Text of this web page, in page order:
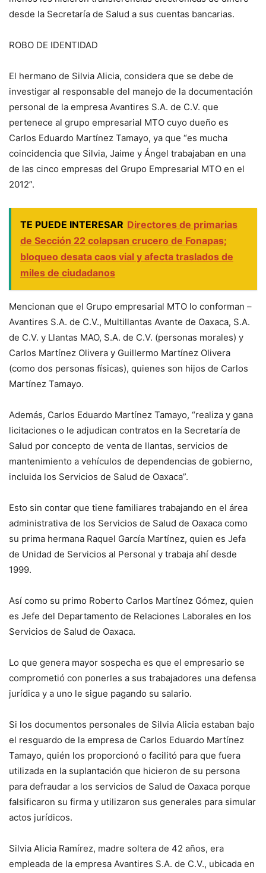
desde la Secretaría de Salud a sus cuentas bancarias.
ROBO DE IDENTIDAD
El hermano de Silvia Alicia, considera que se debe de
investigar al responsable del manejo de la documentación
personal de la empresa Avantires S.A. de C.V. que
pertenece al grupo empresarial MTO cuyo dueño es
Carlos Eduardo Martínez Tamayo, ya que “es mucha
coincidencia que Silvia, Jaime y Ángel trabajaban en una
de las cinco empresas del Grupo Empresarial MTO en el
2012”.
TE PUEDE INTERESAR Directores de primarias
de Sección 22 colapsan crucero de Fonapas;
bloqueo desata caos vial y afecta traslados de
miles de ciudadanos
Mencionan que el Grupo empresarial MTO lo conforman –
Avantires S.A. de C.V., Multillantas Avante de Oaxaca, S.A.
de C.V. y Llantas MAO, S.A. de C.V. (personas morales) y
Carlos Martínez Olivera y Guillermo Martínez Olivera
(como dos personas físicas), quienes son hijos de Carlos
Martínez Tamayo.
Además, Carlos Eduardo Martínez Tamayo, “realiza y gana
licitaciones o le adjudican contratos en la Secretaría de
Salud por concepto de venta de llantas, servicios de
mantenimiento a vehículos de dependencias de gobierno,
incluida los Servicios de Salud de Oaxaca”.
Esto sin contar que tiene familiares trabajando en el área
administrativa de los Servicios de Salud de Oaxaca como
su prima hermana Raquel García Martínez, quien es Jefa
de Unidad de Servicios al Personal y trabaja ahí desde
1999.
Así como su primo Roberto Carlos Martínez Gómez, quien
es Jefe del Departamento de Relaciones Laborales en los
Servicios de Salud de Oaxaca.
Lo que genera mayor sospecha es que el empresario se
comprometió con ponerles a sus trabajadores una defensa
jurídica y a uno le sigue pagando su salario.
Si los documentos personales de Silvia Alicia estaban bajo
el resguardo de la empresa de Carlos Eduardo Martínez
Tamayo, quién los proporcionó o facilitó para que fuera
utilizada en la suplantación que hicieron de su persona
para defraudar a los servicios de Salud de Oaxaca porque
falsificaron su firma y utilizaron sus generales para simular
actos jurídicos.
Silvia Alicia Ramírez, madre soltera de 42 años, era
empleada de la empresa Avantires S.A. de C.V., ubicada en